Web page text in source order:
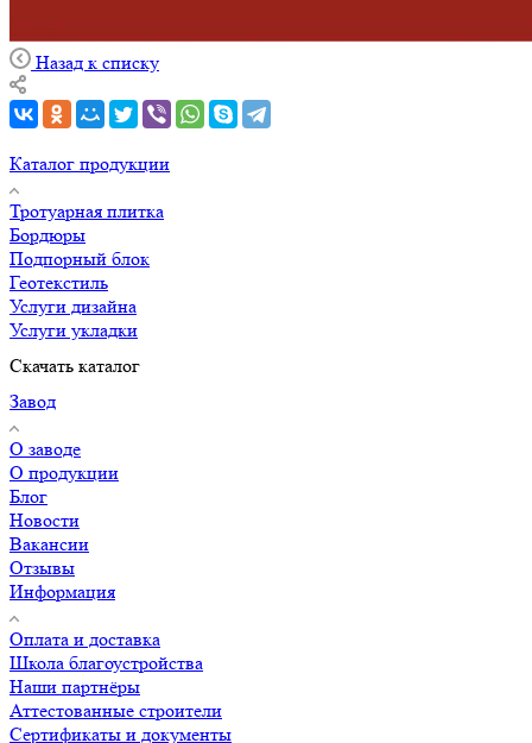
Назад к списку
Каталог продукции
Тротуарная плитка
Бордюры
Подпорный блок
Геотекстиль
Услуги дизайна
Услуги укладки
Скачать каталог
Завод
О заводе
О продукции
Блог
Новости
Вакансии
Отзывы
Информация
Оплата и доставка
Школа благоустройства
Наши партнёры
Аттестованные строители
Сертификаты и документы